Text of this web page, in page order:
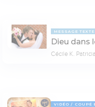
MESSAGE TEXTE
Dieu dans
Cécile K.
VIDÉO COUPÉ